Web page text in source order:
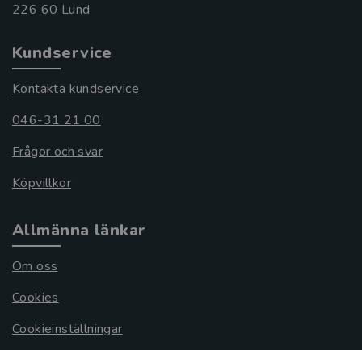
Kundservice
Kontakta kundservice
046-31 21 00
Frågor och svar
Köpvillkor
Allmänna länkar
Om oss
Cookies
Cookieinställningar